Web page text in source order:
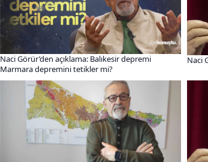
Naci Görür’den açıklama: Balıkesir depremi
Marmara depremini tetikler mi?
Naci